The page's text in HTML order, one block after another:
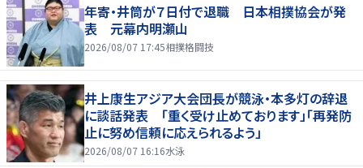
年寄・井筒が７日付で退職 日本相撲協会が発
表 元幕内明瀬山
2026/08/07 17:45相撲格闘技
井上康生アジア大会団長が競泳・本多灯の辞退
に談話発表 「重く受け止めております」「再発防
止に努め信頼に応えられるよう」
2026/08/07 16:16水泳